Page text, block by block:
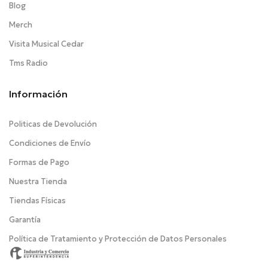
Blog
Merch
Visita Musical Cedar
Tms Radio
Información
Politicas de Devolución
Condiciones de Envío
Formas de Pago
Nuestra Tienda
Tiendas Físicas
Garantía
Política de Tratamiento y Protección de Datos Personales